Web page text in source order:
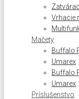
Vrhacie
Mačety
Buffalo
Umarex
Buffalo
Umarex
Príslušenstvo